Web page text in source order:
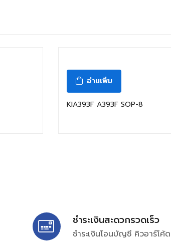
อ่านเพิ่ม
KIA393F A393F SOP-8
ชำระเงินสะดวกรวดเร็ว
ชำระเงินโอนบัญชี คิวอาร์โค้ด